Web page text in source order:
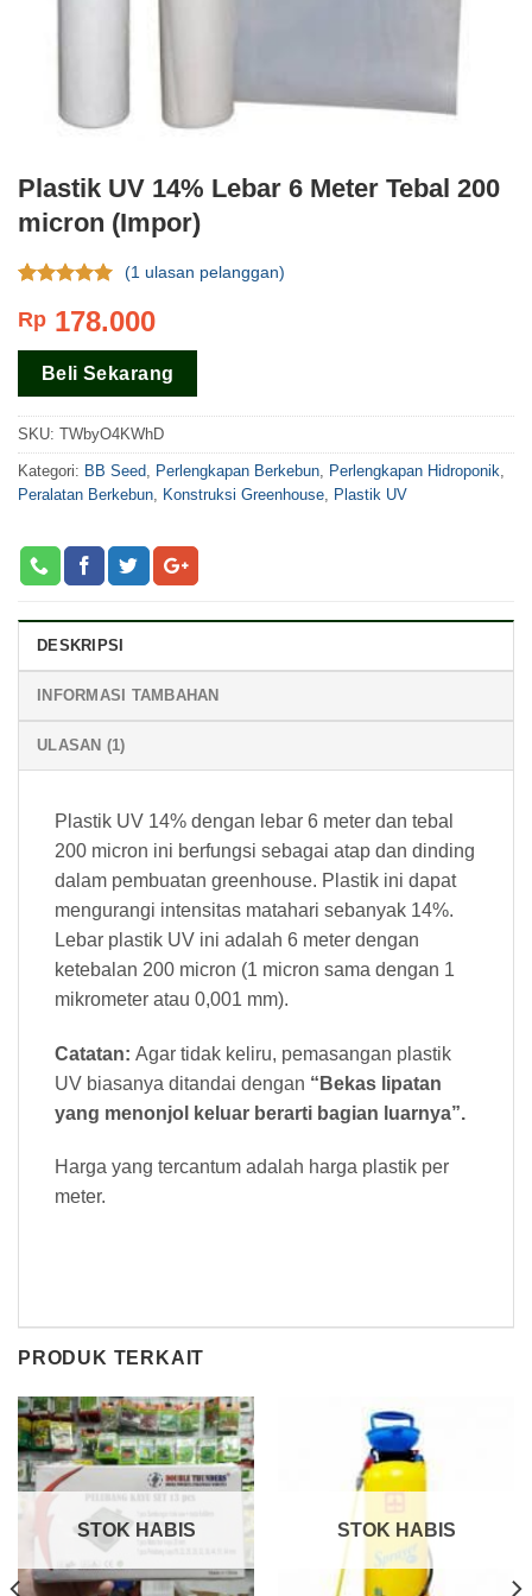
Plastik UV 14% Lebar 6 Meter Tebal 200
micron (Impor)
dari 5
pelanggan
(1 ulasan pelanggan)
Rp 178.000
Beli Sekarang
SKU: TWbyO4KWhD
Kategori: BB Seed Perlengkapan Berkebun Perlengkapan Hidroponik
Peralatan Berkebun
Konstruksi Greenhouse Plastik UV
DESKRIPSI
INFORMASI TAMBAHAN
ULASAN (1)
Plastik UV 14% dengan lebar 6 meter dan tebal
200 micron ini berfungsi sebagai atap dan dinding
dalam pembuatan greenhouse. Plastik ini dapat
mengurangi intensitas matahari sebanyak 14%.
Lebar plastik UV ini adalah 6 meter dengan
ketebalan 200 micron (1 micron sama dengan 1
mikrometer atau 0,001 mm).
Catatan: Agar tidak keliru, pemasangan plastik
UV biasanya ditandai dengan “Bekas lipatan
yang menonjol keluar berarti bagian luarnya”.
Harga yang tercantum adalah harga plastik per
meter.
PRODUK TERKAIT
STOK HABIS STOK HABIS